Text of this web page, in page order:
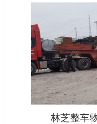
林芝整车